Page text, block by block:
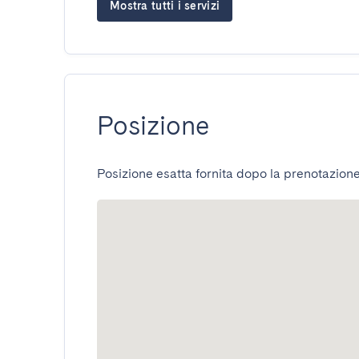
Mostra tutti i servizi
Posizione
Posizione esatta fornita dopo la